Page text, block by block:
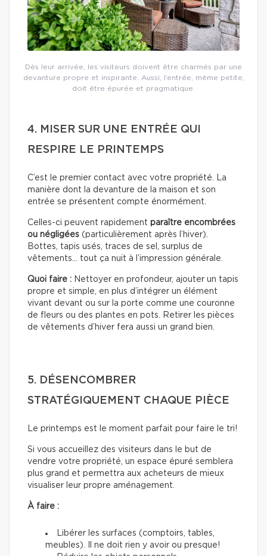
Dès leur arrivée, les visiteurs doivent être charmés par une
devanture propre et inspirante. Aussi, l’entrée, même petite,
doit être épurée et pragmatique.
4. MISER SUR UNE ENTRÉE QUI
RESPIRE LE PRINTEMPS
C’est le premier contact avec votre propriété. La
manière dont la devanture de la maison et son
entrée se présentent compte énormément.
Celles-ci peuvent rapidement paraître encombrées
ou négligées (particulièrement après l’hiver).
Bottes, tapis usés, traces de sel, surplus de
vêtements… tout ça nuit à l’impression générale.
Quoi faire : Nettoyer en profondeur, ajouter un tapis
propre et simple, en plus d’intégrer un élément
vivant devant ou sur la porte comme une couronne
de fleurs ou des plantes en pots. Retirer les pièces
de vêtements d’hiver fera aussi un grand bien.
5. DÉSENCOMBRER
STRATÉGIQUEMENT CHAQUE PIÈCE
Le printemps est le moment parfait pour faire le tri!
Si vous accueillez des visiteurs dans le but de
vendre votre propriété, un espace épuré semblera
plus grand et permettra aux acheteurs de mieux
visualiser leur propre aménagement.
À faire :
Libérer les surfaces (comptoirs, tables,
meubles). Il ne doit rien y avoir ou presque!